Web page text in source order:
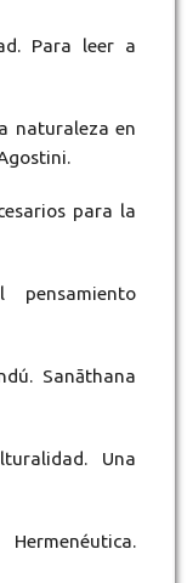
Para leer a
naturaleza en
para la
Sanāthana
Una